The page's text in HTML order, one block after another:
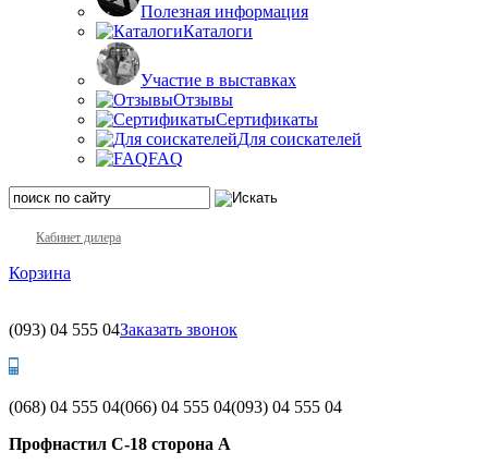
Полезная информация
Каталоги
Участие в выставках
Отзывы
Сертификаты
Для соискателей
FAQ
Кабинет дилера
Корзина
(093) 04 555 04Заказать звонок
(068) 04 555 04(066) 04 555 04(093) 04 555 04
Профнастил С-18 сторона А